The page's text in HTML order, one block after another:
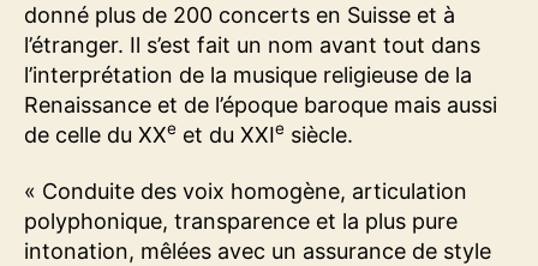
donné plus de 200 concerts en Suisse et à
l’étranger. Il s’est fait un nom avant tout dans
l’interprétation de la musique religieuse de la
Renaissance et de l’époque baroque mais aussi
de celle du XXe et du XXIe siècle.
« Conduite des voix homogène, articulation
polyphonique, transparence et la plus pure
intonation, mêlées avec un assurance de style